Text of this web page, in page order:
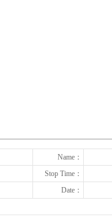
Name：
Stop Time：
Date：